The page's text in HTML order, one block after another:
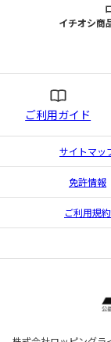
イチオシ商
ご利用ガイド
サイトマッ
免許情報
ご利用規約